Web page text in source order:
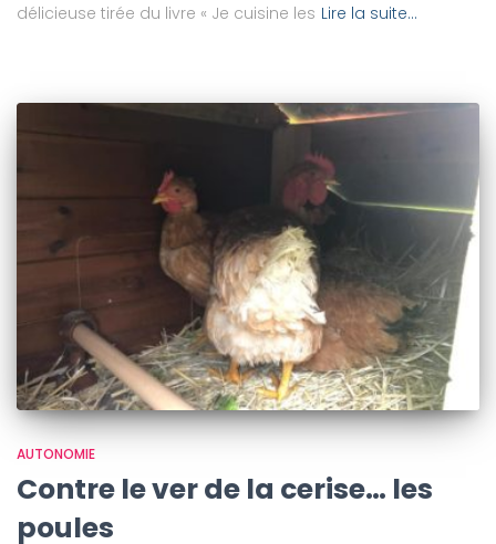
délicieuse tirée du livre « Je cuisine les Lire la suite…
AUTONOMIE
Contre le ver de la cerise… les
poules